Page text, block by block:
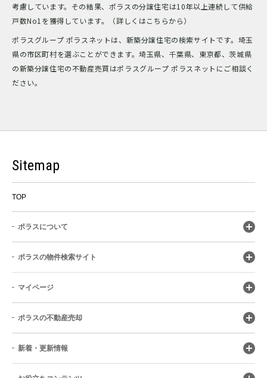
考慮しています。その結果、ポラスの分譲住宅は10年以上連続して供給
戸数No1を獲得しています。（詳しくはこちらから）
ポラスグループ ポラスネットは、新築分譲住宅の検索サイトです。埼玉
県の市区町村を選ぶことができます。埼玉県、千葉県、東京都、茨城県
の新築分譲住宅の不動産売買はポラスグループ ポラスネットにご相談く
ださい。
Sitemap
TOP
ポラスについて
ポラスの物件検索サイト
マイページ
ポラスの不動産売却
新着・更新情報